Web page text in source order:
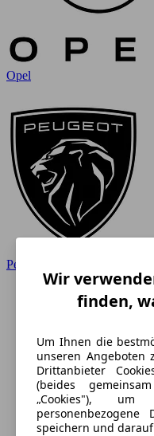
Opel
Peugeot
Wir
finden,
Um Ihnen die
unseren Angeboten
Drittanbieter
(beides
„Cookies"), um
speichern und